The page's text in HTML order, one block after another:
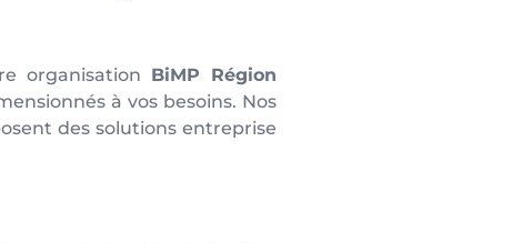
organisation BiMP Région
à vos besoins. Nos
des solutions entreprise